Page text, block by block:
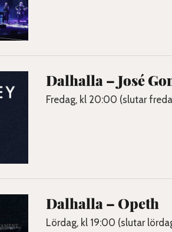
Dalhalla – José
Fredag, kl 20:00 (slutar
Dalhalla – Opeth
Lördag, kl 19:00 (slutar